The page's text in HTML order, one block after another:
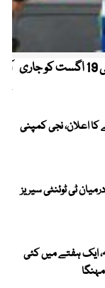
کیریبین پریمیئر لیگ ، قومی کرکٹرز کو این او سی 19 اگست کو جاری
کرنے کا اعلان، نجی کمپنی
درمیان ٹی ٹوئنٹی سیریز
ایک ہفتے میں کئی